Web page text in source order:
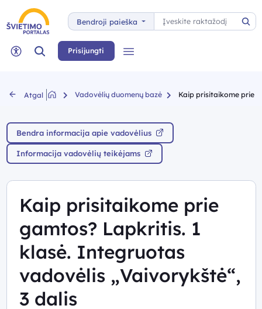
Bendroji paieška
Paieška
Neįgaliųjų rėžimas
Paieška Prisijungti
Atgal Vadovėlių duomenų bazė Kaip prisitaikome prie
Bendra informacija apie vadovėlius
Informacija vadovėlių teikėjams
Kaip prisitaikome prie
gamtos? Lapkritis. 1
klasė. Integruotas
vadovėlis „Vaivorykštė“,
3 dalis